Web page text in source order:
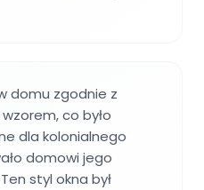
domu zgodnie z
co było
dla kolonialnego
domowi jego
styl okna był